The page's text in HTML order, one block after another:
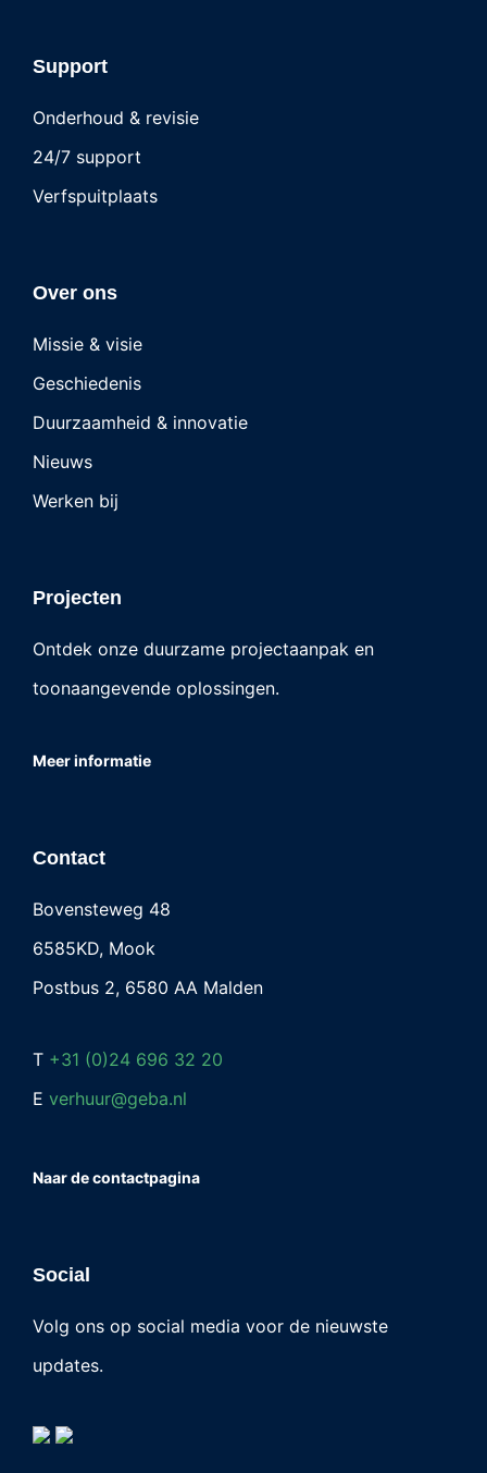
Support
Onderhoud & revisie
24/7 support
Verfspuitplaats
Over ons
Missie & visie
Geschiedenis
Duurzaamheid & innovatie
Nieuws
Werken bij
Projecten
Ontdek onze duurzame projectaanpak en
toonaangevende oplossingen.
Meer informatie
Contact
Bovensteweg 48
6585KD, Mook
Postbus 2, 6580 AA Malden
T +31 (0)24 696 32 20
E verhuur@geba.nl
Naar de contactpagina
Social
Volg ons op social media voor de nieuwste
updates.